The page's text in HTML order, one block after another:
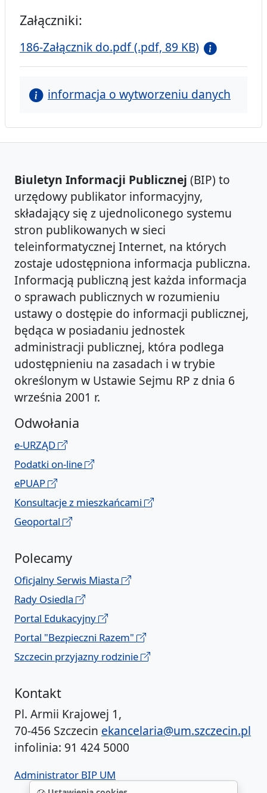
Załączniki:
186-Załącznik do.pdf (.pdf, 89 KB)
informacja o wytworzeniu danych
Biuletyn Informacji Publicznej (BIP) to
urzędowy publikator informacyjny,
składający się z ujednoliconego systemu
stron publikowanych w sieci
teleinformatycznej Internet, na których
zostaje udostępniona informacja publiczna.
Informacją publiczną jest każda informacja
o sprawach publicznych w rozumieniu
ustawy o dostępie do informacji publicznej,
będąca w posiadaniu jednostek
administracji publicznej, która podlega
udostępnieniu na zasadach i w trybie
określonym w Ustawie Sejmu RP z dnia 6
września 2001 r.
Odwołania
e-URZĄD
Podatki on-line
ePUAP
Konsultacje z mieszkańcami
Geoportal
Polecamy
Oficjalny Serwis Miasta
Rady Osiedla
Portal Edukacyjny
Portal "Bezpieczni Razem"
Szczecin przyjazny rodzinie
Kontakt
Pl. Armii Krajowej 1,
70-456 Szczecin ekancelaria@um.szczecin.pl
infolinia: 91 424 5000
Administrator BIP UM